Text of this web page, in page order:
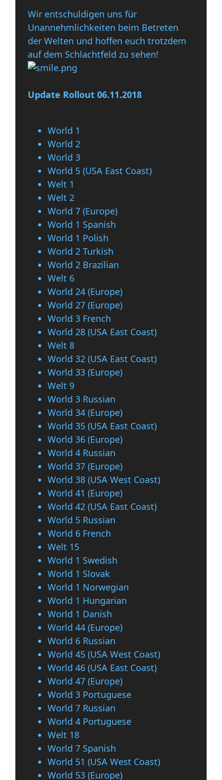
Wir entschuldigen uns für
Unannehmlichkeiten beim Betreten
der Welten und hoffen euch trotzdem
auf dem Schlachtfeld zu sehen!
Update Rollout 06.11.2018
World 1
World 2
World 3
World 5 (USA East Coast)
Welt 1
Welt 2
World 7 (Europe)
World 1 Spanish
World 1 Polish
World 2 Turkish
World 2 Brazilian
Welt 6
World 24 (Europe)
World 27 (Europe)
World 3 French
World 28 (USA East Coast)
Welt 8
World 32 (USA East Coast)
World 33 (Europe)
Welt 9
World 3 Russian
World 34 (Europe)
World 35 (USA East Coast)
World 36 (Europe)
World 4 Russian
World 37 (Europe)
World 38 (USA West Coast)
World 41 (Europe)
World 42 (USA East Coast)
World 5 Russian
World 6 French
Welt 15
World 1 Swedish
World 1 Slovak
World 1 Norwegian
World 1 Hungarian
World 1 Danish
World 44 (Europe)
World 6 Russian
World 45 (USA West Coast)
World 46 (USA East Coast)
World 47 (Europe)
World 3 Portuguese
World 7 Russian
World 4 Portuguese
Welt 18
World 7 Spanish
World 51 (USA West Coast)
World 53 (Europe)